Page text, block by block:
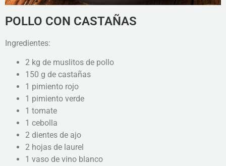
POLLO CON CASTAÑAS
Ingredientes:
2 kg de muslitos de pollo
150 g de castañas
1 pimiento rojo
1 pimiento verde
1 tomate
1 cebolla
2 dientes de ajo
2 hojas de laurel
1 vaso de vino blanco